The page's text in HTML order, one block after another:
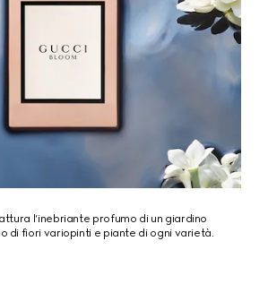
l’inebriante profumo di un giardino
di fiori variopinti e piante di ogni varietà.